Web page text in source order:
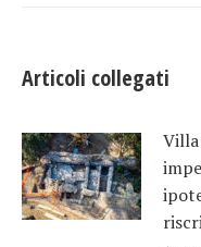
Articoli collegati